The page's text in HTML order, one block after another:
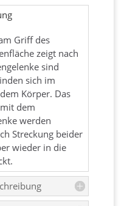
Griff des
zeigt nach
sind
sich im
Körper. Das
dem
werden
Streckung beider
wieder in die